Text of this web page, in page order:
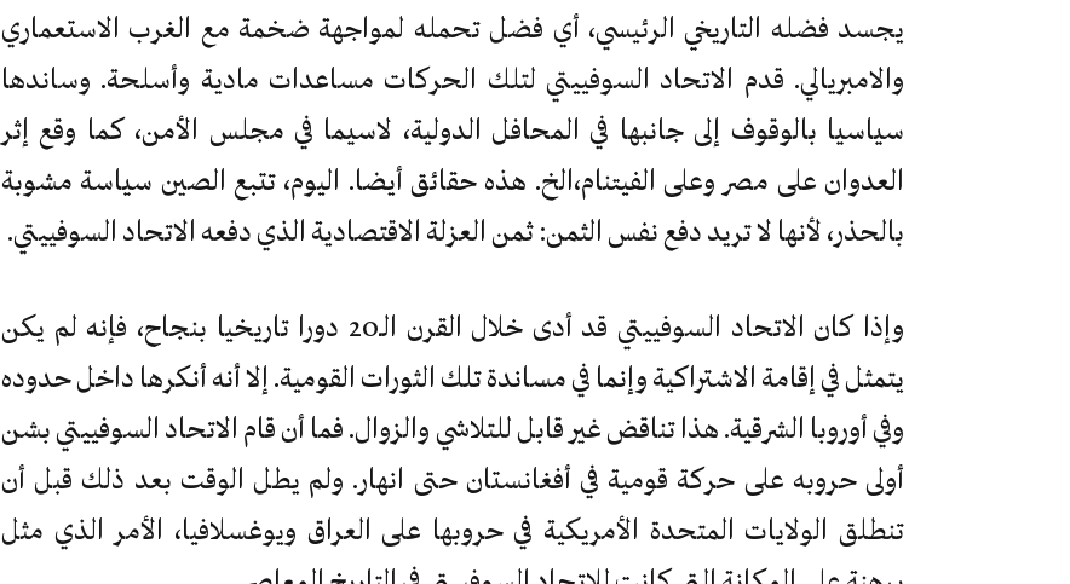
يجسد فضله التاريخي الرئيسي، أي فضل تحمله لمواجهة ضخمة مع الغرب الاستعماري
والامبريالي. قدم الاتحاد السوفييتي لتلك الحركات مساعدات مادية وأسلحة. وساندها
سياسيا بالوقوف إلى جانبها في المحافل الدولية، لاسيما في مجلس الأمن، كما وقع إثر
العدوان على مصر وعلى الفيتنام،الخ. هذه حقائق أيضا. اليوم، تتبع الصين سياسة مشوبة
بالحذر، لأنها لا تريد دفع نفس الثمن: ثمن العزلة الاقتصادية الذي دفعه الاتحاد السوفييتي.
وإذا كان الاتحاد السوفييتي قد أدى خلال القرن الـ20 دورا تاريخيا بنجاح، فإنه لم يكن
يتمثل في إقامة الاشتراكية وإنما في مساندة تلك الثورات القومية. إلا أنه أنكرها داخل حدوده
وفي أوروبا الشرقية. هذا تناقض غير قابل للتلاشي والزوال. فما أن قام الاتحاد السوفييتي بشن
أولى حروبه على حركة قومية في أفغانستان حتى انهار. ولم يطل الوقت بعد ذلك قبل أن
تنطلق الولايات المتحدة الأمريكية في حروبها على العراق ويوغسلافيا، الأمر الذي مثل